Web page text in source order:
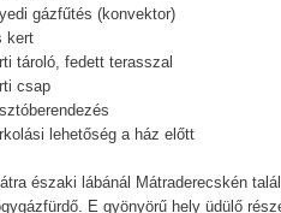
gázfűtés (konvektor)
kert
tároló, fedett terasszal
csap
lehetőség a ház előtt
északi lábánál Mátraderecskén
E gyönyörű hely üdülő